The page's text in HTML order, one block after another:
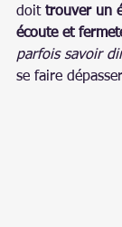
doit trouver un
écoute et
parfois savoir
se faire